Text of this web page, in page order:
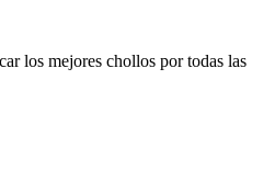
los mejores chollos por todas las